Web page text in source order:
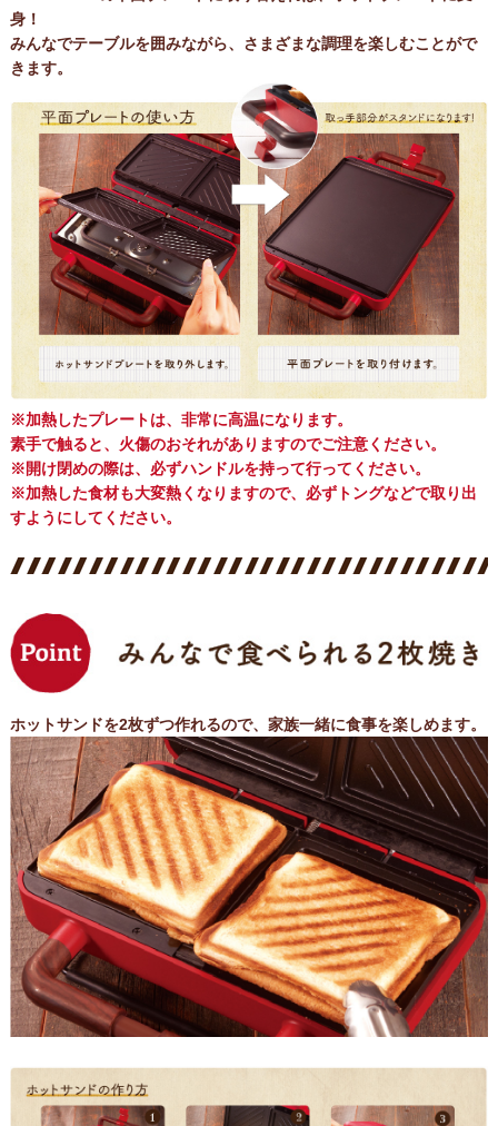
身！
みんなでテーブルを囲みながら、さまざまな調理を楽しむことがで
きます。
※加熱したプレートは、非常に高温になります。
素手で触ると、火傷のおそれがありますのでご注意ください。
※開け閉めの際は、必ずハンドルを持って行ってください。
※加熱した食材も大変熱くなりますので、必ずトングなどで取り出
すようにしてください。
ホットサンドを2枚ずつ作れるので、家族一緒に食事を楽しめます。